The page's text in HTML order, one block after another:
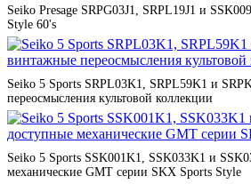
Seiko Presage SRPG03J1, SRPL19J1 и
Style 60's
Seiko 5 Sports SRPL03K1, SRPL59K1 и
переосмысления культовой коллекции
Seiko 5 Sports SSK001K1, SSK033K1 и
механические GMT серии SKX Sports Style